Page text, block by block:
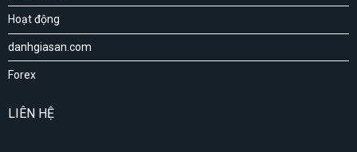
Hoạt động
danhgiasan.com
Forex
LIÊN HỆ